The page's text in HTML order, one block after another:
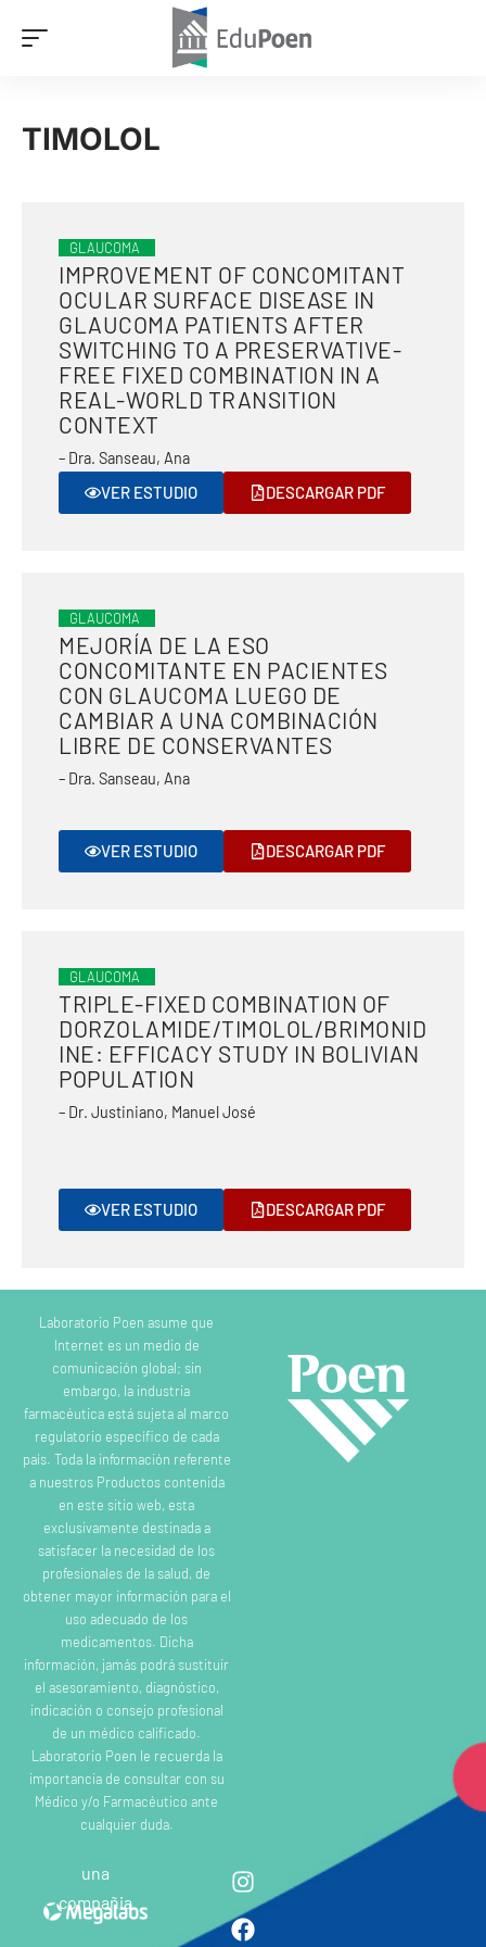
TIMOLOL
GLAUCOMA
IMPROVEMENT OF CONCOMITANT
OCULAR SURFACE DISEASE IN
GLAUCOMA PATIENTS AFTER
SWITCHING TO A PRESERVATIVE-
FREE FIXED COMBINATION IN A
REAL-WORLD TRANSITION
CONTEXT
– Dra. Sanseau, Ana
VER ESTUDIO DESCARGAR PDF
GLAUCOMA
MEJORÍA DE LA ESO
CONCOMITANTE EN PACIENTES
CON GLAUCOMA LUEGO DE
CAMBIAR A UNA COMBINACIÓN
LIBRE DE CONSERVANTES
– Dra. Sanseau, Ana
VER ESTUDIO DESCARGAR PDF
GLAUCOMA
TRIPLE-FIXED COMBINATION OF
DORZOLAMIDE/TIMOLOL/BRIMONID
INE: EFFICACY STUDY IN BOLIVIAN
POPULATION
– Dr. Justiniano, Manuel José
VER ESTUDIO DESCARGAR PDF
Laboratorio Poen asume que
Internet es un medio de
comunicación global; sin
embargo, la industria
farmacéutica está sujeta al marco
regulatorio específico de cada
país. Toda la información referente
a nuestros Productos contenida
en este sitio web, esta
exclusivamente destinada a
satisfacer la necesidad de los
profesionales de la salud, de
obtener mayor información para el
uso adecuado de los
medicamentos. Dicha
información, jamás podrá sustituir
el asesoramiento, diagnóstico,
indicación o consejo profesional
de un médico calificado.
Laboratorio Poen le recuerda la
importancia de consultar con su
Médico y/o Farmacéutico ante
cualquier duda.
una
compañia